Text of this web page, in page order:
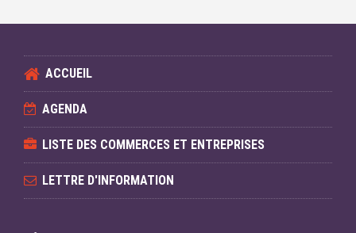
ACCUEIL
AGENDA
LISTE DES COMMERCES ET ENTREPRISES
LETTRE D'INFORMATION